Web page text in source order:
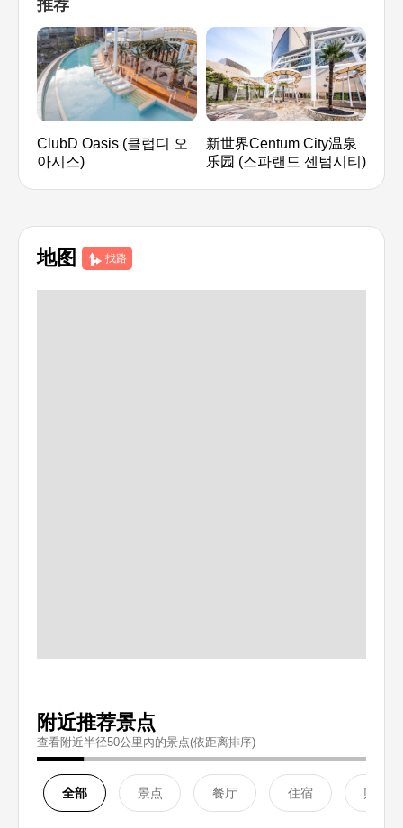
推荐
ClubD Oasis (클럽디 오
아시스)
新世界Centum City温泉
乐园 (스파랜드 센텀시티)
地图 找路
附近推荐景点
查看附近半径50公里內的景点(依距离排序)
全部 景点 餐厅 住宿 购物